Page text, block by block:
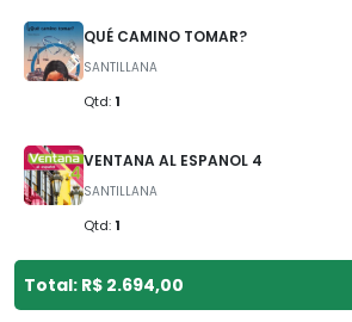
QUÉ CAMINO TOMAR?
SANTILLANA
Qtd: 1
VENTANA AL ESPANOL 4
SANTILLANA
Qtd: 1
Total: R$ 2.694,00